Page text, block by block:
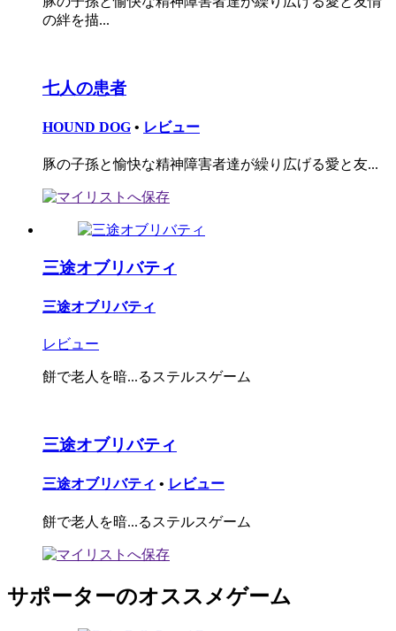
の絆を描...
七人の患者
HOUND DOG • レビュー
豚の子孫と愉快な精神障害者達が繰り広げる愛と友...
三途オブリバティ
三途オブリバティ
レビュー
餅で老人を暗...るステルスゲーム
三途オブリバティ
三途オブリバティ • レビュー
餅で老人を暗...るステルスゲーム
サポーターのオススメゲーム